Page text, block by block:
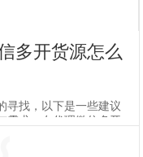
多开货源怎么
寻找，以下是一些建议
需求：在代理微信多开
媒体的普及，许多用户